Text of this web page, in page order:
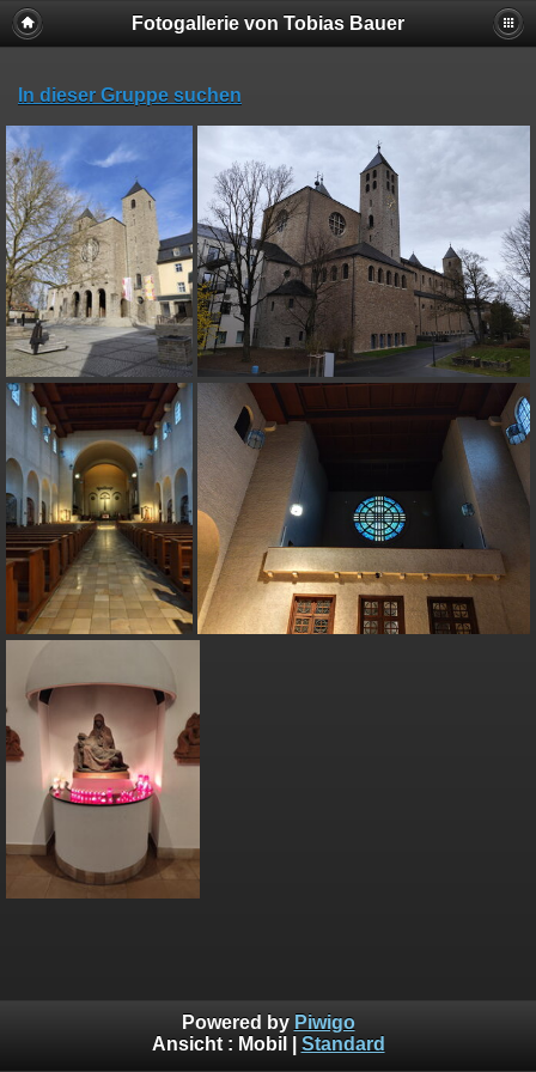
Fotogallerie von Tobias Bauer
In dieser Gruppe suchen
Powered by Piwigo
Ansicht : Mobil Standard